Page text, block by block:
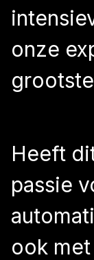
onze
grootste
Heeft
passie
ook